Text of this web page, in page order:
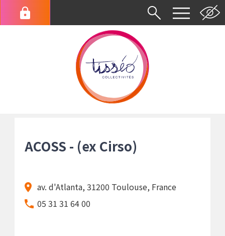
contenu
Menu
du
ACOSS - (ex Cirso)
av. d'Atlanta, 31200 Toulouse, France
05 31 31 64 00